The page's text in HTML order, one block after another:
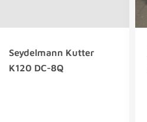
Seydelmann Kutter
K120 DC-8Q